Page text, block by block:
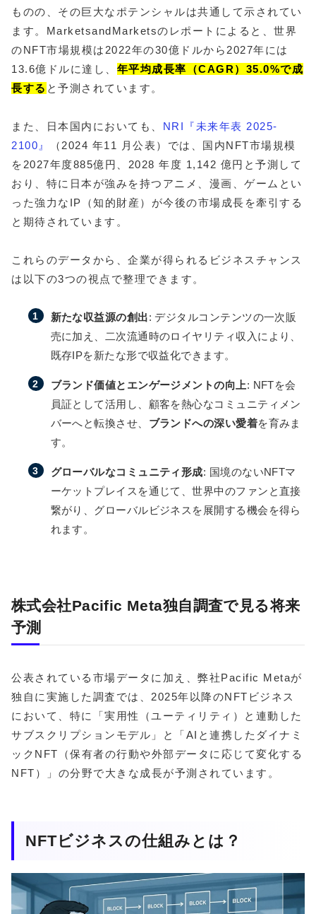
ものの、その巨大なポテンシャルは共通して示されてい
ます。MarketsandMarketsのレポートによると、世界
のNFT市場規模は2022年の30億ドルから2027年には
13.6億ドルに達し、 年平均成長率（CAGR）35.0%で成
長する と予測されています。
また、日本国内においても、 NRI『未来年表 2025-
2100』
（2024 年11 月公表）では、国内NFT市場規模
を2027年度885億円、2028 年度 1,142 億円と予測して
おり、特に日本が強みを持つアニメ、漫画、ゲームとい
った強力なIP（知的財産）が今後の市場成長を牽引する
と期待されています。
これらのデータから、企業が得られるビジネスチャンス
は以下の3つの視点で整理できます。
新たな収益源の創出: デジタルコンテンツの一次販
売に加え、二次流通時のロイヤリティ収入により、
既存IPを新たな形で収益化できます。
ブランド価値とエンゲージメントの向上: NFTを会
員証として活用し、顧客を熱心なコミュニティメン
バーへと転換させ、 ブランドへの深い愛着を育みま
す。
グローバルなコミュニティ形成: 国境のないNFTマ
ーケットプレイスを通じて、世界中のファンと直接
繋がり、グローバルビジネスを展開する機会を得ら
れます。
株式会社Pacific Meta独自調査で見る将来
予測
公表されている市場データに加え、弊社Pacific Metaが
独自に実施した調査では、2025年以降のNFTビジネス
において、特に「実用性（ユーティリティ）と連動した
サブスクリプションモデル」と「AIと連携したダイナミ
ックNFT（保有者の行動や外部データに応じて変化する
NFT）」の分野で大きな成長が予測されています。
NFTビジネスの仕組みとは？